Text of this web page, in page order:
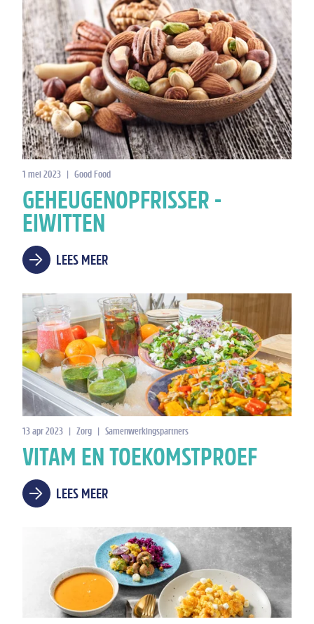
1 mei 2023 | Good Food
GEHEUGENOPFRISSER -
EIWITTEN
LEES MEER
13 apr 2023 | Zorg | Samenwerkingspartners
VITAM EN TOEKOMSTPROEF
LEES MEER